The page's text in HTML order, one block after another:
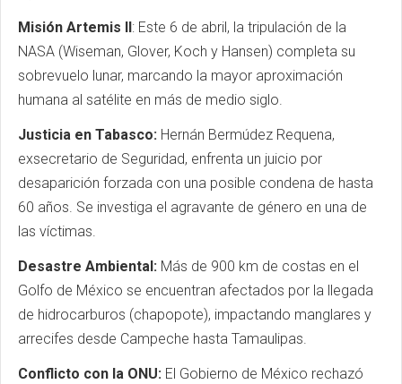
Misión Artemis II: Este 6 de abril, la tripulación de la
NASA (Wiseman, Glover, Koch y Hansen) completa su
sobrevuelo lunar, marcando la mayor aproximación
humana al satélite en más de medio siglo.
Justicia en Tabasco: Hernán Bermúdez Requena,
exsecretario de Seguridad, enfrenta un juicio por
desaparición forzada con una posible condena de hasta
60 años. Se investiga el agravante de género en una de
las víctimas.
Desastre Ambiental: Más de 900 km de costas en el
Golfo de México se encuentran afectados por la llegada
de hidrocarburos (chapopote), impactando manglares y
arrecifes desde Campeche hasta Tamaulipas.
Conflicto con la ONU: El Gobierno de México rechazó